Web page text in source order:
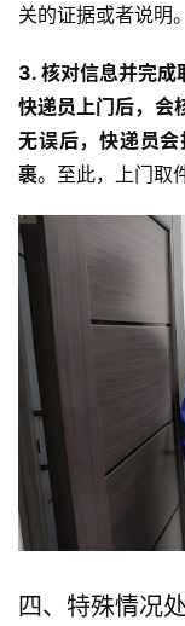
关的证据或者说明。
3. 核对信息并完成
快递员上门后，会
无误后，快递员
裹。至此，上门取
四、特殊情况